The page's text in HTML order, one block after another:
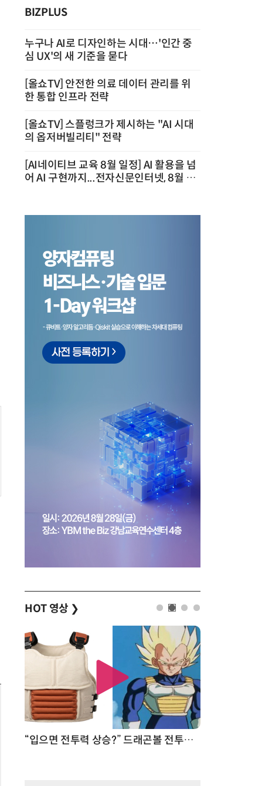
BIZPLUS
누구나 AI로 디자인하는 시대…'인간 중
심 UX'의 새 기준을 묻다
[올쇼TV] 안전한 의료 데이터 관리를 위
한 통합 인프라 전략
[올쇼TV] 스플렁크가 제시하는 "AI 시대
의 옵저버빌리티" 전략
[AI네이티브 교육 8월 일정] AI 활용을 넘
어 AI 구현까지...전자신문인터넷, 8월 실
HOT 영상 ❯
“입으면 전투력 상승?” 드래곤볼 전투복 닮은 중량조끼